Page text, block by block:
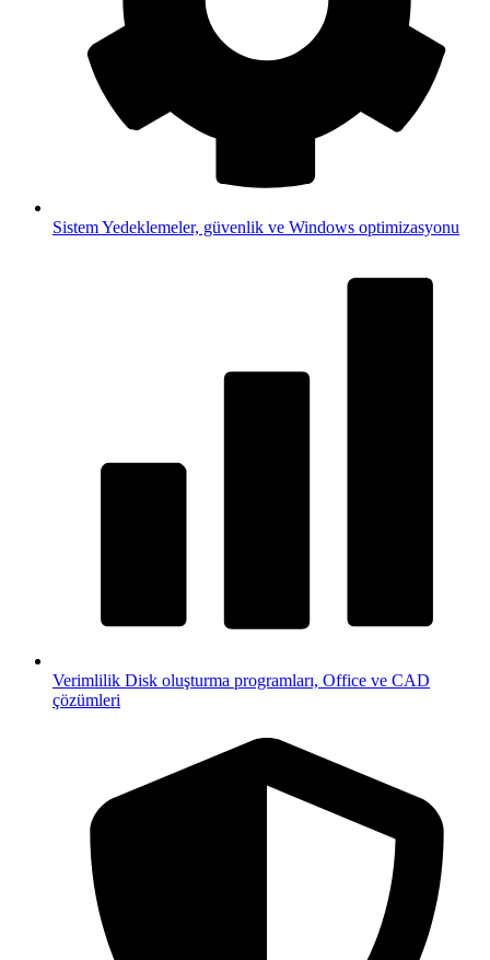
SistemYedeklemeler, güvenlik ve Windows optimizasyonu
Verimlilik Disk oluşturma programları, Office ve CAD
çözümleri